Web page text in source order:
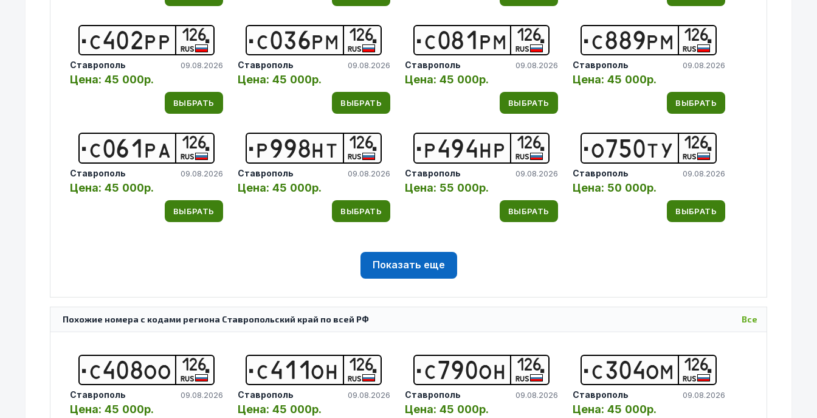
С402Р Р 126
RUS
Ставрополь 09.08.2026
Цена: 45 000р.
ВЫБРАТЬ
С061 Р А 126
RUS
Ставрополь 09.08.2026
Цена: 45 000р.
ВЫБРАТЬ
С036РМ 126
RUS
Ставрополь 09.08.2026
Цена: 45 000р.
ВЫБРАТЬ
Р998НТ 126
RUS
Ставрополь 09.08.2026
Цена: 45 000р.
ВЫБРАТЬ
С081 РМ 126
RUS
Ставрополь 09.08.2026
Цена: 45 000р.
ВЫБРАТЬ
Р494НР 126
RUS
Ставрополь 09.08.2026
Цена: 55 000р.
ВЫБРАТЬ
С889РМ 126
RUS
Ставрополь 09.08.2026
Цена: 45 000р.
ВЫБРАТЬ
О750ТУ 126
RUS
Ставрополь 09.08.2026
Цена: 50 000р.
ВЫБРАТЬ
Показать еще
Все
Похожие номера с кодами региона Ставропольский край по всей РФ
С408ОО 126
RUS
Ставрополь 09.08.2026
Цена: 45 000р.
С41 1 ОН 126
RUS
Ставрополь 09.08.2026
Цена: 45 000р.
С790ОН 126
RUS
Ставрополь 09.08.2026
Цена: 45 000р.
С304ОМ 126
RUS
Ставрополь 09.08.2026
Цена: 45 000р.